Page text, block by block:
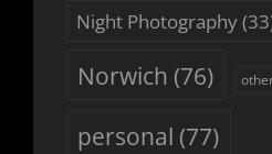
Night Photography
Norwich (76)
personal (77)